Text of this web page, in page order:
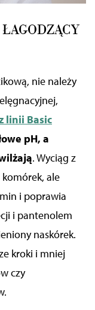
nie należy
linii Basic
pH, a
. Wyciąg z
komórek, ale
i poprawia
i pantenolem
naskórek.
kroki i mniej
czy